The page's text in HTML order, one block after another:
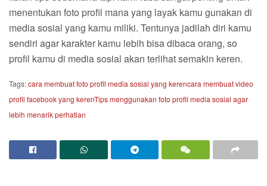
menentukan foto profil mana yang layak kamu gunakan di
media sosial yang kamu miliki. Tentunya jadilah diri kamu
sendiri agar karakter kamu lebih bisa dibaca orang, so
profil kamu di media sosial akan terlihat semakin keren.
Tags:cara membuat foto profil media sosial yang kerencara membuat video
profil facebook yang kerenTips menggunakan foto profil media sosial agar
lebih menarik perhatian